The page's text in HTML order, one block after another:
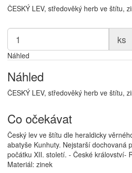
ČESKÝ LEV, středověký herb ve štítu,
ks
Náhled
Náhled
ČESKÝ LEV, středověký herb ve štítu,
Co očekávat
Český lev ve štítu dle heraldicky
abatyše Kunhuty. Nejstarší dochovaná
počátku XII. století. - České království-
Materiál: zinek